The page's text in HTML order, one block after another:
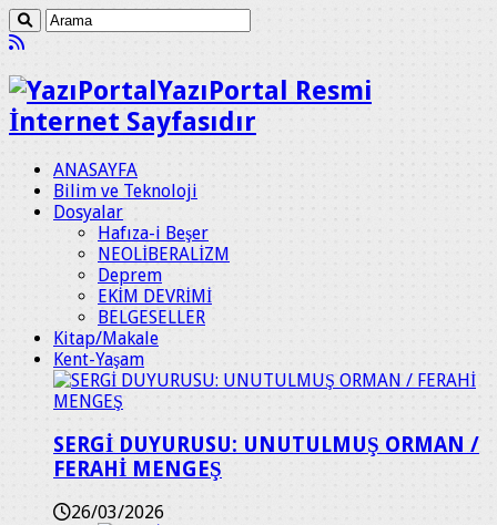
YazıPortal Resmi
İnternet Sayfasıdır
ANASAYFA
Bilim ve Teknoloji
Dosyalar
Hafıza-i Beşer
NEOLİBERALİZM
Deprem
EKİM DEVRİMİ
BELGESELLER
Kitap/Makale
Kent-Yaşam
SERGİ DUYURUSU: UNUTULMUŞ ORMAN /
FERAHİ MENGEŞ
26/03/2026